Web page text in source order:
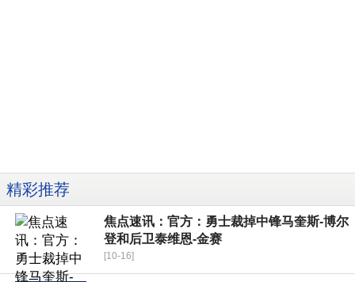
精彩推荐
焦点速讯：官方：勇士裁掉中锋马奎斯-博尔
登和后卫泰维恩-金赛
[10-16]